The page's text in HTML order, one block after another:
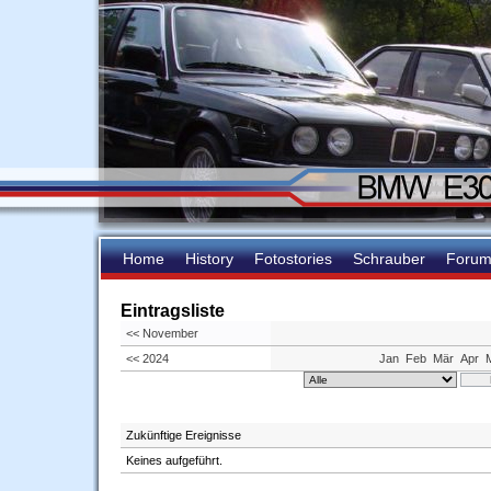
Home History Fotostories Schrauber Forum
Eintragsliste
<< November
<< 2024
Jan Feb Mär Apr
Zukünftige Ereignisse
Keines aufgeführt.